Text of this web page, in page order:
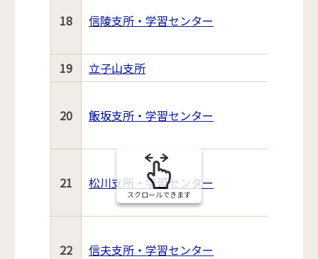
18 信陵支所・学習センター
19 立子山支所
20 飯坂支所・学習センター
21 松川支所・学習センター
22 信夫支所・学習センター
スクロールできます